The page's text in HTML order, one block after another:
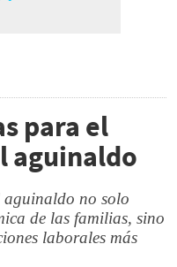
para el
aguinaldo
aguinaldo no solo
de las familias, sino
laborales más